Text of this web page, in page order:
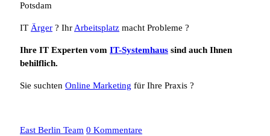
Potsdam
IT Ärger ? IhrArbeitsplatz macht Probleme ?
Ihre IT Experten vom IT-Systemhaus sind auch Ihnen
behilflich.
Sie suchten Online Marketing für Ihre Praxis ?
East Berlin Team 0 Kommentare